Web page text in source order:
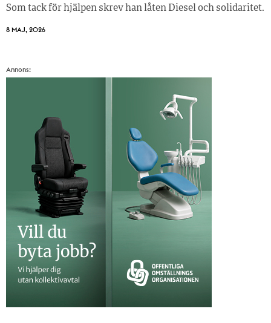
Som tack för hjälpen skrev han låten Diesel och solidaritet.
8 MAJ, 2026
Annons: